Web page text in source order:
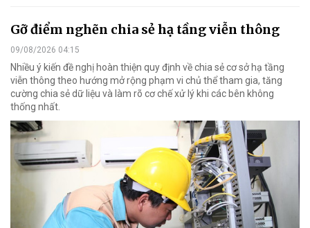
Gỡ điểm nghẽn chia sẻ hạ tầng viễn thông
09/08/2026 04:15
Nhiều ý kiến đề nghị hoàn thiện quy định về chia sẻ cơ sở hạ tầng
viễn thông theo hướng mở rộng phạm vi chủ thể tham gia, tăng
cường chia sẻ dữ liệu và làm rõ cơ chế xử lý khi các bên không
thống nhất.